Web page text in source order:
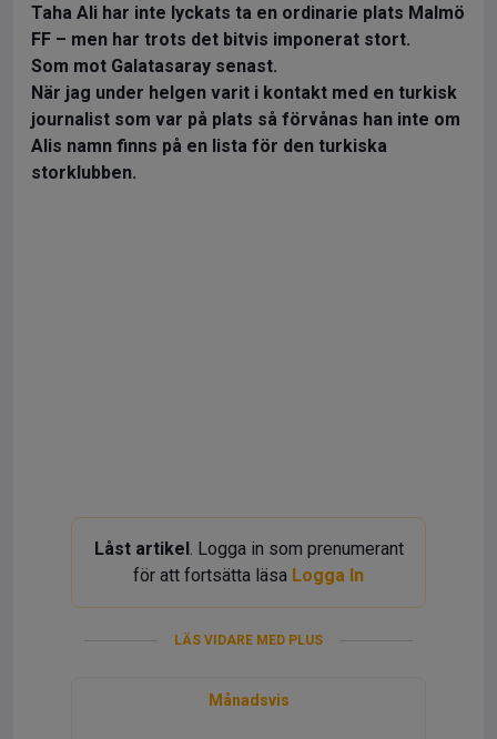
Taha Ali har inte lyckats ta en ordinarie plats Malmö
FF – men har trots det bitvis imponerat stort.
Som mot Galatasaray senast.
När jag under helgen varit i kontakt med en turkisk
journalist som var på plats så förvånas han inte om
Alis namn finns på en lista för den turkiska
storklubben.
Låst artikel. Logga in som prenumerant
för att fortsätta läsa Logga In
LÄS VIDARE MED PLUS
Månadsvis